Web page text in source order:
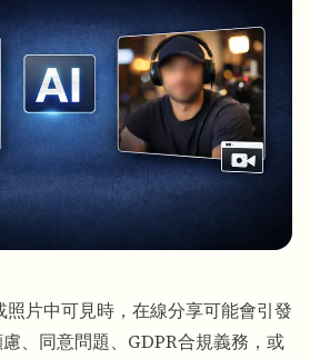
片中可見時，在線分享可能會引發
、同意問題、GDPR合規義務，或